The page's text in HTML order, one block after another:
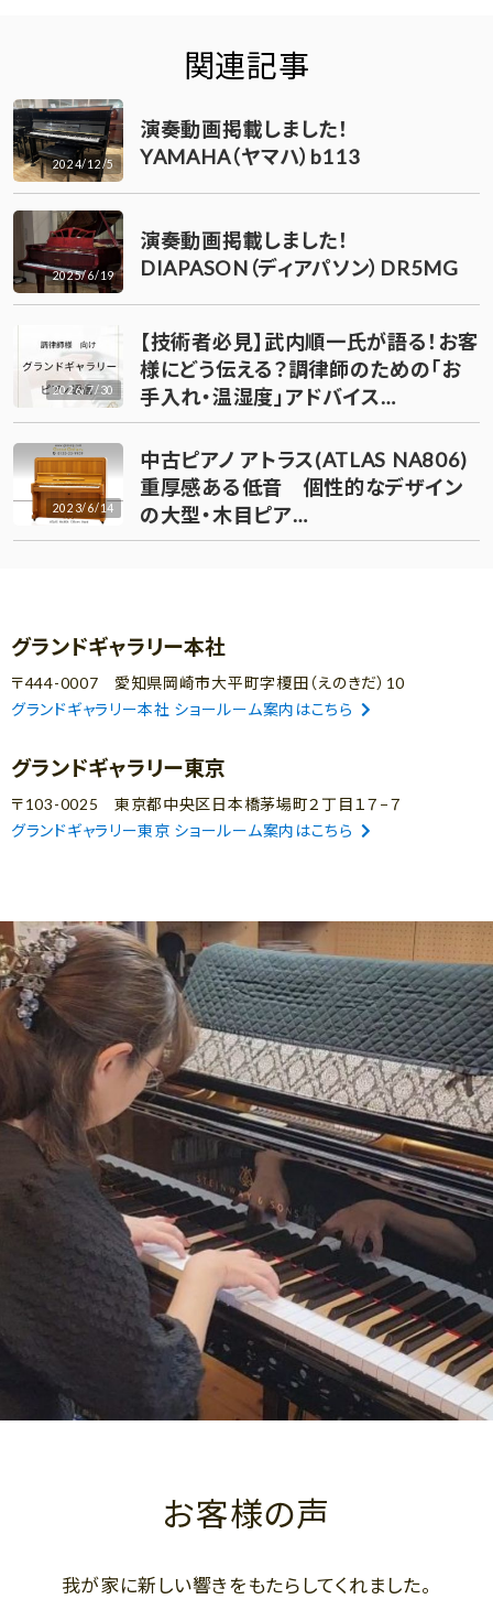
関連記事
2024/12/5
演奏動画掲載しました！
YAMAHA（ヤマハ）b113
2025/6/19
演奏動画掲載しました！
DIAPASON（ディアパソン）DR5MG
2026/7/30
【技術者必見】武内順一氏が語る！お客
様にどう伝える？調律師のための「お
手入れ・温湿度」アドバイス…
2023/6/14
中古ピアノ アトラス(ATLAS NA806)
重厚感ある低音 個性的なデザイン
の大型・木目ピア…
グランドギャラリー本社
〒444-0007 愛知県岡崎市大平町字榎田（えのきだ）10
グランドギャラリー本社 ショールーム案内はこちら
グランドギャラリー東京
〒103-0025 東京都中央区日本橋茅場町２丁目１７−７
グランドギャラリー東京 ショールーム案内はこちら
お客様の声
我が家に新しい響きをもたらしてくれました。